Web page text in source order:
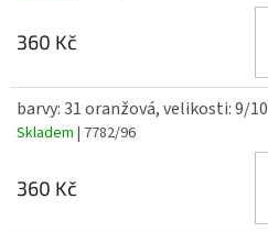
360 Kč
barvy: 31 oranžová, velikosti: 9/10
Skladem | 7782/96
360 Kč